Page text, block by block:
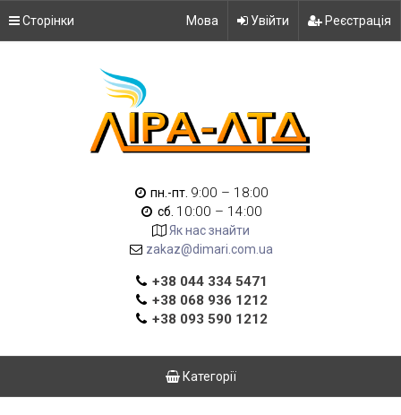
Сторінки Мова Увійти Реєстрація
пн.-пт. 9:00 – 18:00
сб. 10:00 – 14:00
Як нас знайти
zakaz@dimari.com.ua
+38 044 334 5471
+38 068 936 1212
+38 093 590 1212
Категорії